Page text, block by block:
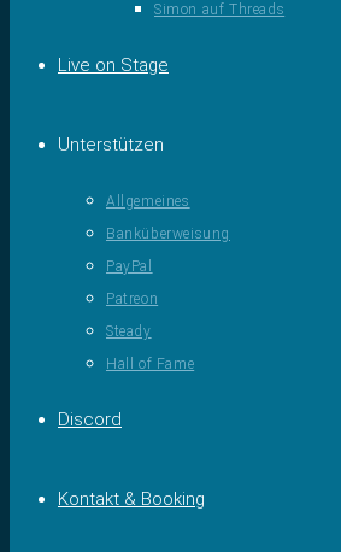
Simon auf Threads
Live on Stage
Unterstützen
Allgemeines
Banküberweisung
PayPal
Patreon
Steady
Hall of Fame
Discord
Kontakt & Booking